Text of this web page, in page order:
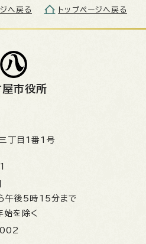
へ戻る トップページへ戻る
市役所
丁目1番1号
午後5時15分まで
始を除く